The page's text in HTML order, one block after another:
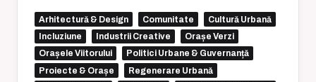
Arhitectură & Design Comunitate
Cultură Urbană
Incluziune
Industrii Creative
Orașe Verzi
Orașele Viitorului
Politici Urbane & Guvernanță
Proiecte & Orașe
Regenerare Urbană